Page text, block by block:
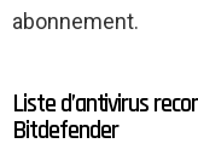
abonnement.
Liste d’antivirus
Bitdefender